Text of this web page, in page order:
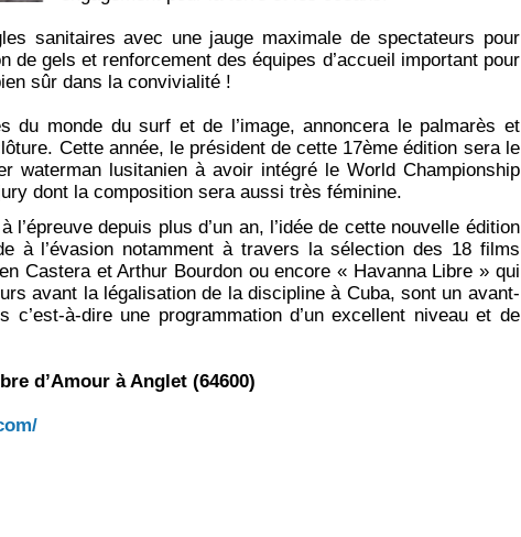
sanitaires avec une jauge maximale de spectateurs pour
gels et renforcement des équipes d’accueil important pour
sûr dans la convivialité !
du monde du surf et de l’image, annoncera le palmarès et
Cette année, le président de cette 17ème édition sera le
waterman lusitanien à avoir intégré le World Championship
dont la composition sera aussi très féminine.
depuis plus d’un an, l’idée de cette nouvelle édition
à l’évasion notamment à travers la sélection des 18 films
Castera et Arthur Bourdon ou encore « Havanna Libre » qui
avant la légalisation de la discipline à Cuba, sont un avant-
à-dire une programmation d’un excellent niveau et de
d’Amour à Anglet (64600)